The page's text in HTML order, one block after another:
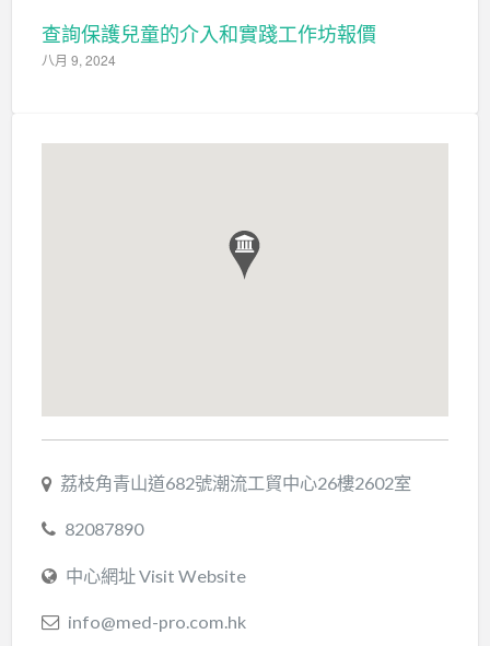
查詢保護兒童的介入和實踐工作坊報價
八月 9, 2024
荔枝角青山道682號潮流工貿中心26樓2602室
82087890
中心網址 Visit Website
info@med-pro.com.hk